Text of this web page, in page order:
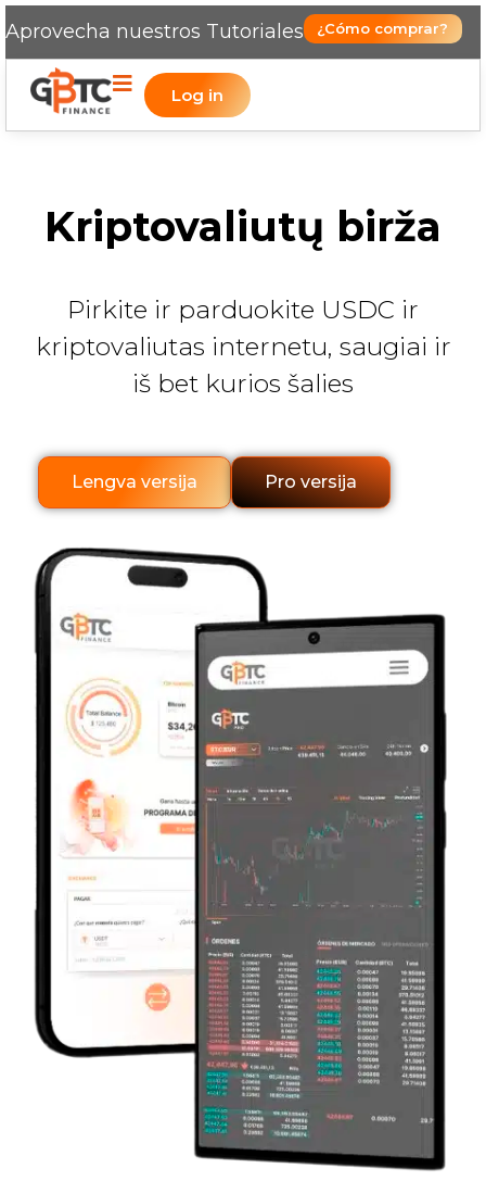
Aprovecha nuestros Tutoriales ¿Cómo comprar?
Log in
Kriptovaliutų birža
Pirkite ir parduokite USDC ir
kriptovaliutas internetu, saugiai ir
iš bet kurios šalies
Lengva versija Pro versija